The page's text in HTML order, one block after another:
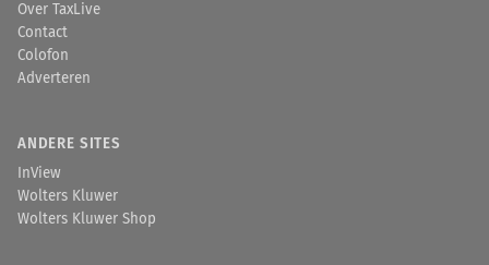
Over TaxLive
Contact
Colofon
Adverteren
ANDERE SITES
InView
Wolters Kluwer
Wolters Kluwer Shop